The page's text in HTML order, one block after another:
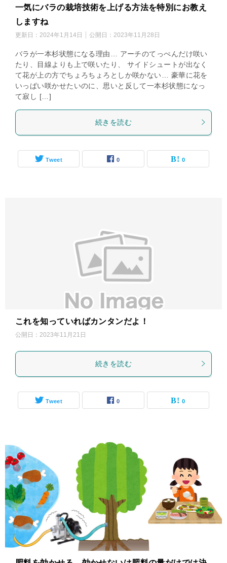
一気にバラの栽培技術を上げる方法を特別にお教え
しますね
更新日： 2024年1月14日 公開日： 2023年11月28日
バラが一本杉状態になる理由… アーチのてっぺんだけ咲い
たり、目線よりも上で咲いたり、 サイドシュートが出なく
て花が上の方でちょろちょろとしか咲かない… 豪華に花を
いっぱい咲かせたいのに、思いと反して一本杉状態になっ
て寂し […]
続きを読む
Tweet 0 0
これを知っていればカンタンだよ！
公開日： 2023年11月21日
続きを読む
Tweet 0 0